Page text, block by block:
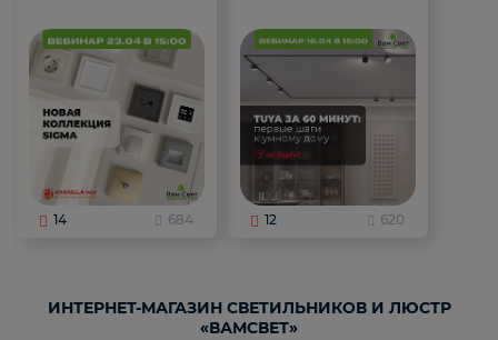
14 684 12 620
ИНТЕРНЕТ-МАГАЗИН СВЕТИЛЬНИКОВ И ЛЮСТР
«ВАМСВЕТ»